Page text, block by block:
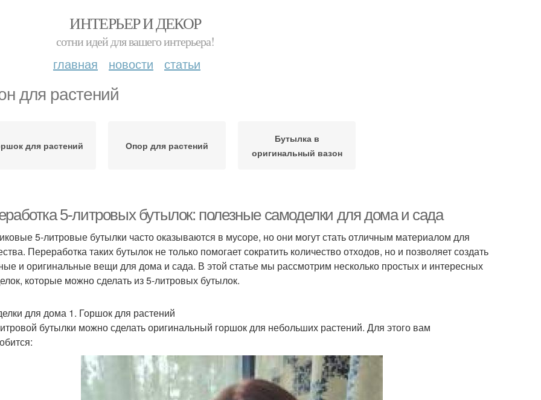
ИНТЕРЬЕР И ДЕКОР
сотни идей для вашего интерьера!
главная новости статьи
для растений
для растений Опор для растений
Бутылка в
оригинальный вазон
5-литровых бутылок: полезные самоделки для дома и сада
5-литровые бутылки часто оказываются в мусоре, но они могут стать отличным материалом для
Переработка таких бутылок не только помогает сократить количество отходов, но и позволяет создать
и оригинальные вещи для дома и сада. В этой статье мы рассмотрим несколько простых и интересных
которые можно сделать из 5-литровых бутылок.
для дома 1. Горшок для растений
бутылки можно сделать оригинальный горшок для небольших растений. Для этого вам